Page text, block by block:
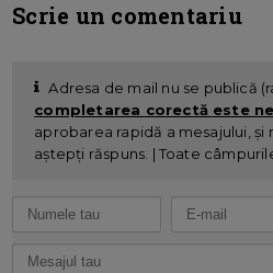
Scrie un comentariu
Adresa de mail nu se publică
completarea corectă este
aprobarea rapidă a mesajului, și
aștepți răspuns. | Toate